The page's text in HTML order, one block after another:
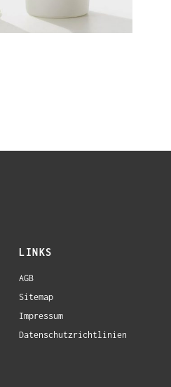
LINKS
AGB
Sitemap
Impressum
Datenschutzrichtlinien